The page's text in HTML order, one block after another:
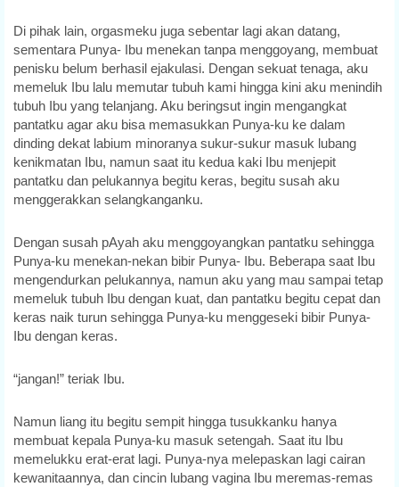
Di pihak lain, orgasmeku juga sebentar lagi akan datang,
sementara Punya- Ibu menekan tanpa menggoyang, membuat
penisku belum berhasil ejakulasi. Dengan sekuat tenaga, aku
memeluk Ibu lalu memutar tubuh kami hingga kini aku menindih
tubuh Ibu yang telanjang. Aku beringsut ingin mengangkat
pantatku agar aku bisa memasukkan Punya-ku ke dalam
dinding dekat labium minoranya sukur-sukur masuk lubang
kenikmatan Ibu, namun saat itu kedua kaki Ibu menjepit
pantatku dan pelukannya begitu keras, begitu susah aku
menggerakkan selangkanganku.
Dengan susah pAyah aku menggoyangkan pantatku sehingga
Punya-ku menekan-nekan bibir Punya- Ibu. Beberapa saat Ibu
mengendurkan pelukannya, namun aku yang mau sampai tetap
memeluk tubuh Ibu dengan kuat, dan pantatku begitu cepat dan
keras naik turun sehingga Punya-ku menggeseki bibir Punya-
Ibu dengan keras.
“jangan!” teriak Ibu.
Namun liang itu begitu sempit hingga tusukkanku hanya
membuat kepala Punya-ku masuk setengah. Saat itu Ibu
memelukku erat-erat lagi. Punya-nya melepaskan lagi cairan
kewanitaannya, dan cincin lubang vagina Ibu meremas-remas